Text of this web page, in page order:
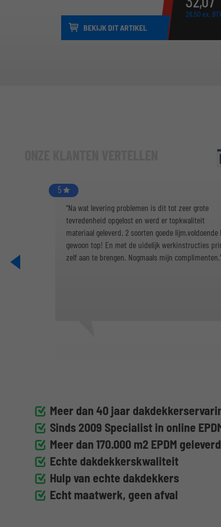
26,50 ex.
BEKIJK DIT ARTIKEL
5
"Na wat levering problemen is dit tot zeer grote
tevredenheid opgelost en werd er topkwaliteit
materiaal geleverd. 2 soorten goede lijm,voldoende
gewoon top! En met de uidelijk werkinstructies
zelf aan te brengen. Nogmaals mijn
Meer dan 40 jaar
Sinds 2009 Specialist in online
Meer dan 170.000 m2 EPDM
Echte dakdekkerskwaliteit
Hulp van echte dakdekkers
Echt maatwerk, geen afval